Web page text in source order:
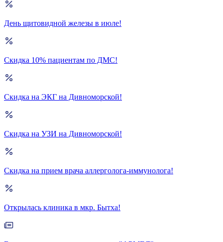
День щитовидной железы в июле!
Скидка 10% пациентам по ДМС!
Скидка на ЭКГ на Дивноморской!
Скидка на УЗИ на Дивноморской!
Скидка на прием врача аллерголога-иммунолога!
Открылась клиника в мкр. Бытха!